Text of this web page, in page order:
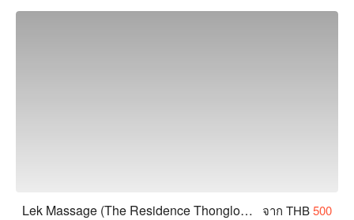
Lek Massage (The Residence Thonglor Hotel) จาก THB500